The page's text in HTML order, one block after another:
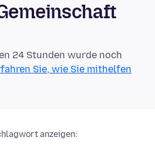
24 Stunden wurde noch
Sie, wie Sie mithelfen
anzeigen: